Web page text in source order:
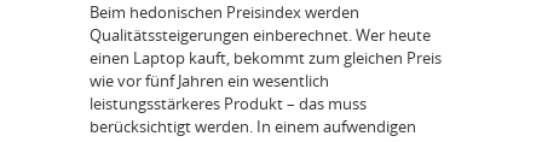
Beim hedonischen Preisindex werden
Qualitätssteigerungen einberechnet. Wer heute
einen Laptop kauft, bekommt zum gleichen Preis
wie vor fünf Jahren ein wesentlich
leistungsstärkeres Produkt – das muss
berücksichtigt werden. In einem aufwendigen